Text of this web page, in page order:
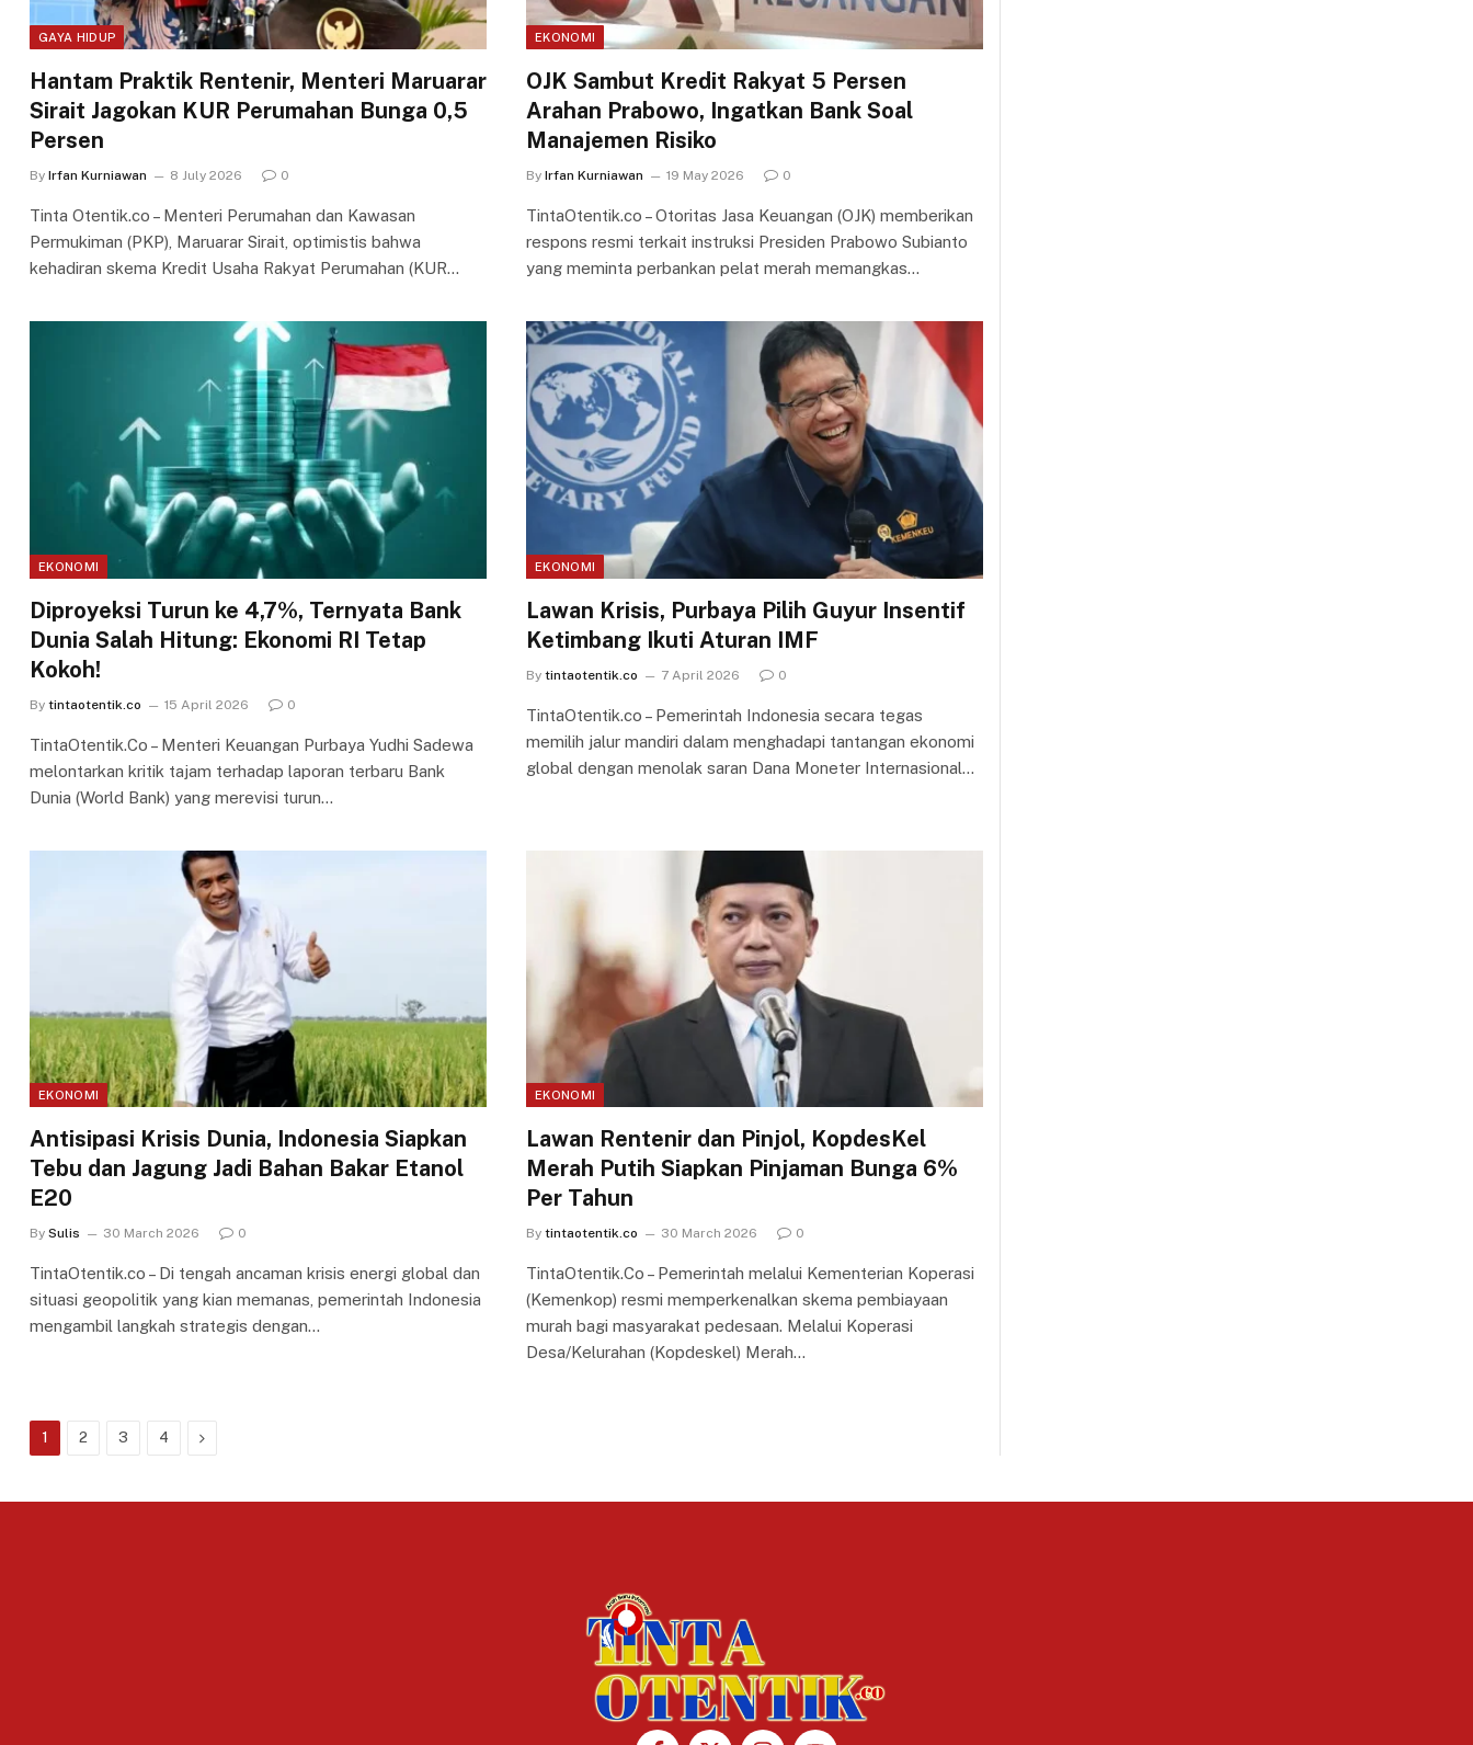
GAYA HIDUP
Hantam Praktik Rentenir, Menteri Maruarar
Sirait Jagokan KUR Perumahan Bunga 0,5
Persen
By Irfan Kurniawan 8 July 2026 0
Tinta Otentik.co – Menteri Perumahan dan Kawasan
Permukiman (PKP), Maruarar Sirait, optimistis bahwa
kehadiran skema Kredit Usaha Rakyat Perumahan (KUR…
EKONOMI
OJK Sambut Kredit Rakyat 5 Persen
Arahan Prabowo, Ingatkan Bank Soal
Manajemen Risiko
By Irfan Kurniawan 19 May 2026 0
TintaOtentik.co – Otoritas Jasa Keuangan (OJK) memberikan
respons resmi terkait instruksi Presiden Prabowo Subianto
yang meminta perbankan pelat merah memangkas…
EKONOMI
Diproyeksi Turun ke 4,7%, Ternyata Bank
Dunia Salah Hitung: Ekonomi RI Tetap
Kokoh!
By tintaotentik.co 15 April 2026 0
TintaOtentik.Co – Menteri Keuangan Purbaya Yudhi Sadewa
melontarkan kritik tajam terhadap laporan terbaru Bank
Dunia (World Bank) yang merevisi turun…
EKONOMI
Lawan Krisis, Purbaya Pilih Guyur Insentif
Ketimbang Ikuti Aturan IMF
By tintaotentik.co 7 April 2026 0
TintaOtentik.co – Pemerintah Indonesia secara tegas
memilih jalur mandiri dalam menghadapi tantangan ekonomi
global dengan menolak saran Dana Moneter Internasional…
EKONOMI
Antisipasi Krisis Dunia, Indonesia Siapkan
Tebu dan Jagung Jadi Bahan Bakar Etanol
E20
By Sulis 30 March 2026 0
TintaOtentik.co – Di tengah ancaman krisis energi global dan
situasi geopolitik yang kian memanas, pemerintah Indonesia
mengambil langkah strategis dengan…
EKONOMI
Lawan Rentenir dan Pinjol, KopdesKel
Merah Putih Siapkan Pinjaman Bunga 6%
Per Tahun
By tintaotentik.co 30 March 2026 0
TintaOtentik.Co – Pemerintah melalui Kementerian Koperasi
(Kemenkop) resmi memperkenalkan skema pembiayaan
murah bagi masyarakat pedesaan. Melalui Koperasi
Desa/Kelurahan (Kopdeskel) Merah…
1 2 3 4 Next